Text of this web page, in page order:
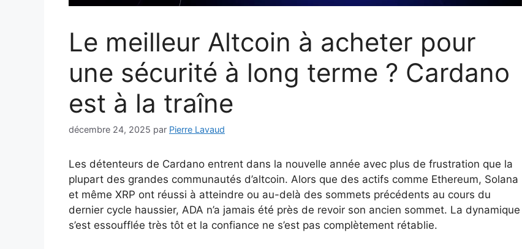
Le meilleur Altcoin à acheter pour
une sécurité à long terme ? Cardano
est à la traîne
décembre 24, 2025 par Pierre Lavaud
Les détenteurs de Cardano entrent dans la nouvelle année avec plus de frustration que la
plupart des grandes communautés d’altcoin. Alors que des actifs comme Ethereum, Solana
et même XRP ont réussi à atteindre ou au-delà des sommets précédents au cours du
dernier cycle haussier, ADA n’a jamais été près de revoir son ancien sommet. La dynamique
s’est essoufflée très tôt et la confiance ne s’est pas complètement rétablie.